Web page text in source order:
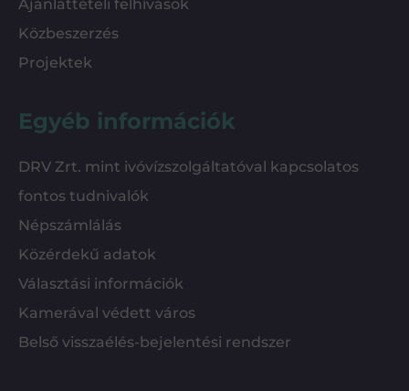
Ajánlattételi felhívások
Közbeszerzés
Projektek
Egyéb információk
DRV Zrt. mint ivóvízszolgáltatóval kapcsolatos
fontos tudnivalók
Népszámlálás
Közérdekű adatok
Választási információk
Kamerával védett város
Belső visszaélés-bejelentési rendszer